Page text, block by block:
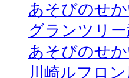
あそびのせ
グランツリ
あそびのせ
川崎ルフロン